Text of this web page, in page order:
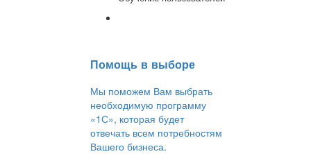
Помощь в выборе
Мы поможем Вам выбрать
необходимую программу
«1С», которая будет
отвечать всем потребностям
Вашего бизнеса.